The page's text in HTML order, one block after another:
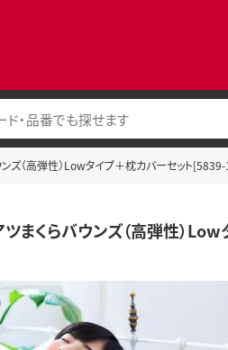
ンズ（高弾性）Lowタイプ＋枕カバーセット
まくらバウンズ（高弾性）